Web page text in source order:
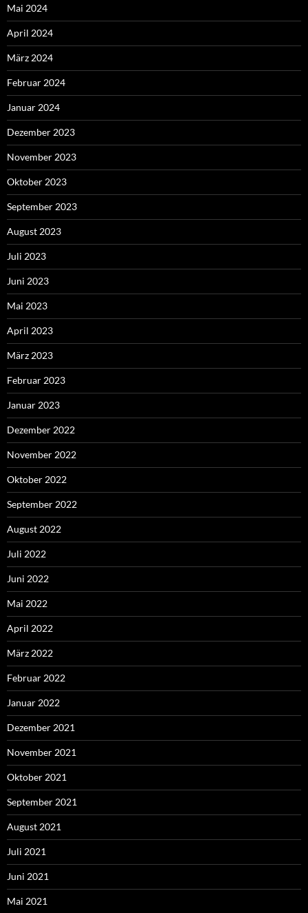
Mai 2024
April 2024
März 2024
Februar 2024
Januar 2024
Dezember 2023
November 2023
Oktober 2023
September 2023
August 2023
Juli 2023
Juni 2023
Mai 2023
April 2023
März 2023
Februar 2023
Januar 2023
Dezember 2022
November 2022
Oktober 2022
September 2022
August 2022
Juli 2022
Juni 2022
Mai 2022
April 2022
März 2022
Februar 2022
Januar 2022
Dezember 2021
November 2021
Oktober 2021
September 2021
August 2021
Juli 2021
Juni 2021
Mai 2021